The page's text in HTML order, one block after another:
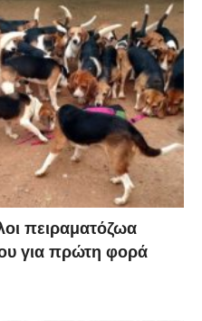
πειραματόζωα
για πρώτη φορά